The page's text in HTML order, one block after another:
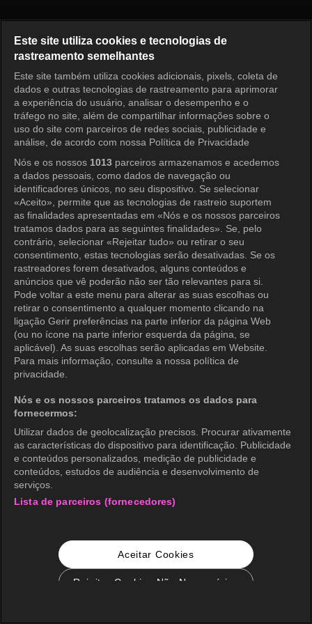
Entrar
Este site utiliza cookies e tecnologias de
rastreamento semelhantes
Este site também utiliza cookies adicionais, pixels, coleta de
dados e outras tecnologias de rastreamento para aprimorar
a experiência do usuário, analisar o desempenho e o
tráfego no site, além de compartilhar informações sobre o
uso do site com parceiros de redes sociais, publicidade e
análise, de acordo com nossa Política de Privacidade
Nós e os nossos 1013 parceiros armazenamos e acedemos
a dados pessoais, como dados de navegação ou
identificadores únicos, no seu dispositivo. Se selecionar
«Aceito», permite que as tecnologias de rastreio suportem
as finalidades apresentadas em «Nós e os nossos parceiros
tratamos dados para as seguintes finalidades». Se, pelo
contrário, selecionar «Rejeitar tudo» ou retirar o seu
consentimento, estas tecnologias serão desativadas. Se os
rastreadores forem desativados, alguns conteúdos e
anúncios que vê poderão não ser tão relevantes para si.
Pode voltar a este menu para alterar as suas escolhas ou
retirar o consentimento a qualquer momento clicando na
ligação Gerir preferências na parte inferior da página Web
(ou no ícone na parte inferior esquerda da página, se
aplicável). As suas escolhas serão aplicadas em Website.
Para mais informação, consulte a nossa política de
privacidade.
Nós e os nossos parceiros tratamos os dados para
fornecermos:
Utilizar dados de geolocalização precisos. Procurar ativamente
as características do dispositivo para identificação. Publicidade
e conteúdos personalizados, medição de publicidade e
conteúdos, estudos de audiência e desenvolvimento de
serviços.
Lista de parceiros (fornecedores)
Aceitar Cookies
Rejeitar Cookies Não Necessários